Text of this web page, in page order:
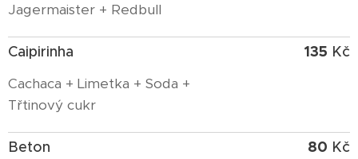
Jagermaister + Redbull
Caipirinha
Cachaca + Limetka + Soda +
Třtinový cukr
135 Kč
Beton
80 Kč